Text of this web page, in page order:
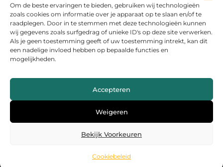
Om de beste ervaringen te bieden, gebruiken wij technologieën
zoals cookies om informatie over je apparaat op te slaan en/of te
raadplegen. Door in te stemmen met deze technologieën kunnen
wij gegevens zoals surfgedrag of unieke ID's op deze site verwerken.
Als je geen toestemming geeft of uw toestemming intrekt, kan dit
een nadelige invloed hebben op bepaalde functies en
mogelijkheden.
Accepteren
Weigeren
Bekijk Voorkeuren
Cookiebeleid
Over Hollandwinkelt
Jouw bron voor inspiratie en handige tips voor het dagelijks
leven.
Verken een gevarieerde selectie blogs en artikelen boordevol
praktische adviezen en verrassende inzichten om het beste uit
elke dag te halen.
@2025 www.hollandwinkelt.nl. All Right Reserved.